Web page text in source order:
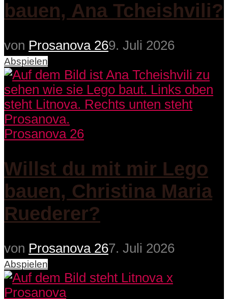
bauen, Ana Tcheishvili?
von Prosanova 269. Juli 2026
Abspielen
Prosanova 26
Willst du mit mir Lego
bauen, Christina Maria
Ruederer?
von Prosanova 267. Juli 2026
Abspielen